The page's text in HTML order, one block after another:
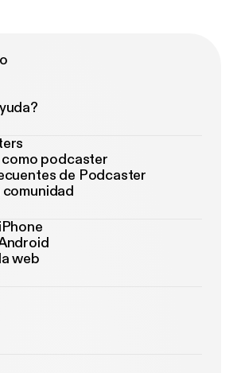
como podcaster
de Podcaster
web